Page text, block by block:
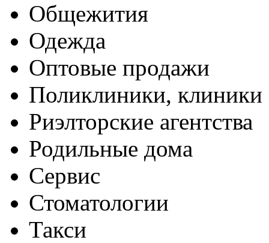
Общежития
Одежда
Оптовые продажи
Поликлиники, клиники
Риэлторские агентства
Родильные дома
Сервис
Стоматологии
Такси